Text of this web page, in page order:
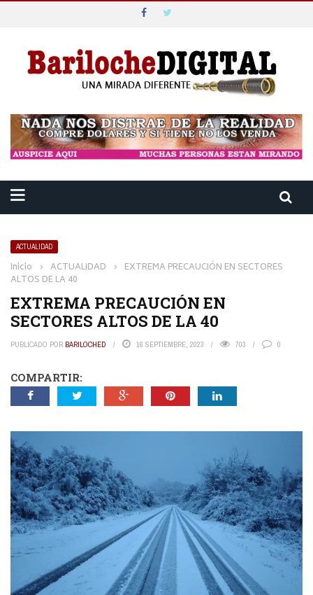
ACTUALIDAD
Inicio › ACTUALIDAD › EXTREMA PRECAUCIÓN EN SECTORES
ALTOS DE LA 40
EXTREMA PRECAUCIÓN EN
SECTORES ALTOS DE LA 40
PUBLICADO POR BARILOCHED 16 SEPTIEMBRE, 2023 703 0
COMPARTIR: